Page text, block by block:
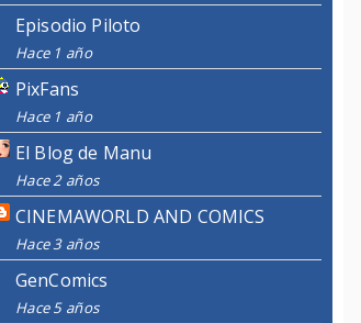
Episodio Piloto
Hace 1 año
PixFans
Hace 1 año
El Blog de Manu
Hace 2 años
CINEMAWORLD AND COMICS
Hace 3 años
GenComics
Hace 5 años